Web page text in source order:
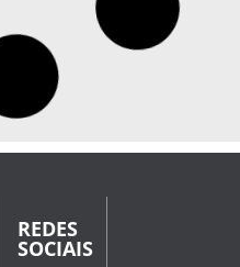
com painel
Fi
Solar Camera 4 Pro
câmera de segurança
locais sem acesso à